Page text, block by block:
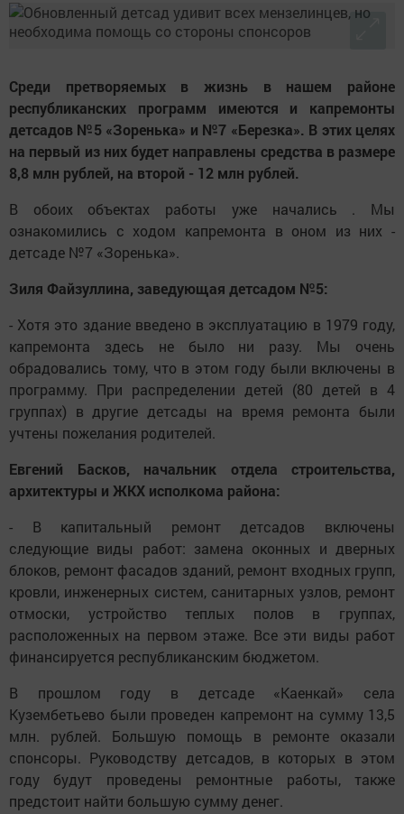
Среди претворяемых в жизнь в нашем районе
республиканских программ имеются и капремонты
детсадов №5 «Зоренька» и №7 «Березка». В этих целях
на первый из них будет направлены средства в размере
8,8 млн рублей, на второй - 12 млн рублей.
В обоих объектах работы уже начались . Мы
ознакомились с ходом капремонта в оном из них -
детсаде №7 «Зоренька».
Зиля Файзуллина, заведующая детсадом №5:
- Хотя это здание введено в эксплуатацию в 1979 году,
капремонта здесь не было ни разу. Мы очень
обрадовались тому, что в этом году были включены в
программу. При распределении детей (80 детей в 4
группах) в другие детсады на время ремонта были
учтены пожелания родителей.
Евгений Басков, начальник отдела строительства,
архитектуры и ЖКХ исполкома района:
- В капитальный ремонт детсадов включены
следующие виды работ: замена оконных и дверных
блоков, ремонт фасадов зданий, ремонт входных групп,
кровли, инженерных систем, санитарных узлов, ремонт
отмоски, устройство теплых полов в группах,
расположенных на первом этаже. Все эти виды работ
финансируется республиканским бюджетом.
В прошлом году в детсаде «Каенкай» села
Кузембетьево были проведен капремонт на сумму 13,5
млн. рублей. Большую помощь в ремонте оказали
спонсоры. Руководству детсадов, в которых в этом
году будут проведены ремонтные работы, также
предстоит найти большую сумму денег.